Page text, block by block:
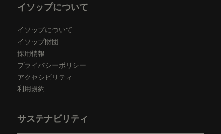
イソップについて
イソップについて
イソップ財団
採用情報
プライバシーポリシー
アクセシビリティ
利用規約
サステナビリティ